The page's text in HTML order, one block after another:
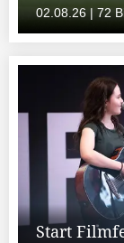
02.08.26 | 72
Start